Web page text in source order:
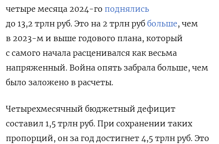
четыре месяца 2024-го поднялись
до 13,2 трлн руб. Это на 2 трлн руб больше, чем
в 2023-м и выше годового плана, который
с самого начала расценивался как весьма
напряженный. Война опять забрала больше, чем
было заложено в расчеты.
Четырехмесячный бюджетный дефицит
составил 1,5 трлн руб. При сохранении таких
пропорций, он за год достигнет 4,5 трлн руб. Это